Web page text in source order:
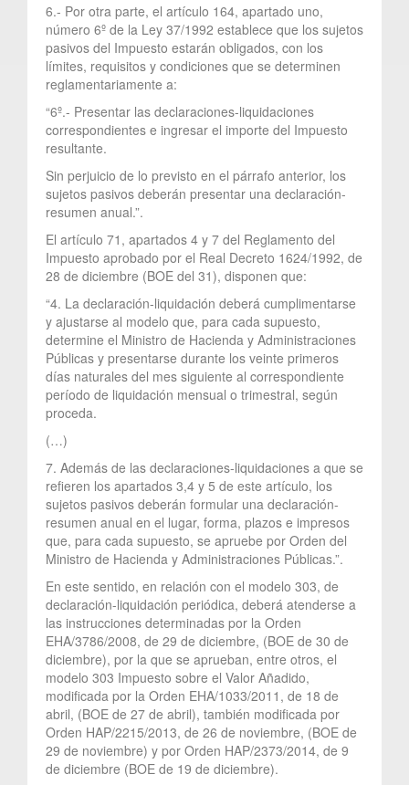
6.- Por otra parte, el artículo 164, apartado uno,
número 6º de la Ley 37/1992 establece que los sujetos
pasivos del Impuesto estarán obligados, con los
límites, requisitos y condiciones que se determinen
reglamentariamente a:
“6º.- Presentar las declaraciones-liquidaciones
correspondientes e ingresar el importe del Impuesto
resultante.
Sin perjuicio de lo previsto en el párrafo anterior, los
sujetos pasivos deberán presentar una declaración-
resumen anual.”.
El artículo 71, apartados 4 y 7 del Reglamento del
Impuesto aprobado por el Real Decreto 1624/1992, de
28 de diciembre (BOE del 31), disponen que:
“4. La declaración-liquidación deberá cumplimentarse
y ajustarse al modelo que, para cada supuesto,
determine el Ministro de Hacienda y Administraciones
Públicas y presentarse durante los veinte primeros
días naturales del mes siguiente al correspondiente
período de liquidación mensual o trimestral, según
proceda.
(…)
7. Además de las declaraciones-liquidaciones a que se
refieren los apartados 3,4 y 5 de este artículo, los
sujetos pasivos deberán formular una declaración-
resumen anual en el lugar, forma, plazos e impresos
que, para cada supuesto, se apruebe por Orden del
Ministro de Hacienda y Administraciones Públicas.”.
En este sentido, en relación con el modelo 303, de
declaración-liquidación periódica, deberá atenderse a
las instrucciones determinadas por la Orden
EHA/3786/2008, de 29 de diciembre, (BOE de 30 de
diciembre), por la que se aprueban, entre otros, el
modelo 303 Impuesto sobre el Valor Añadido,
modificada por la Orden EHA/1033/2011, de 18 de
abril, (BOE de 27 de abril), también modificada por
Orden HAP/2215/2013, de 26 de noviembre, (BOE de
29 de noviembre) y por Orden HAP/2373/2014, de 9
de diciembre (BOE de 19 de diciembre).